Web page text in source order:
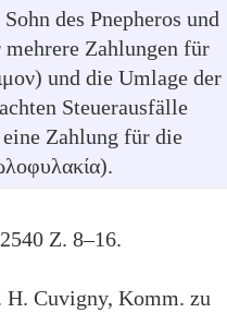
des Pnepheros und
Zahlungen für
und die Umlage der
Steuerausfälle
eine Zahlung für die
Z. 8–16.
Cuvigny, Komm. zu